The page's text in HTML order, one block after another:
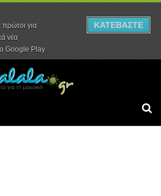
Συνεντεύξεις Ρεπορτάζ
πρώτοι για
νέα
Google Play
ΚΑΤΕΒΑΣΤΕ